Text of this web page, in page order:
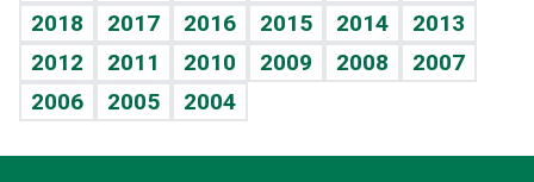
Eñe
Celebrando la vida
Sin complejos
En pocas palabras
Crucigramas
2018
2017 2016 2015 2014
2013
2012
2011 2010 2009 2008
2007
2006
2005 2004